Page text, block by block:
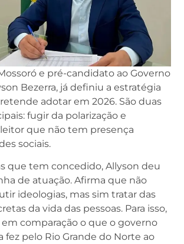
e pré-candidato ao Governo
Bezerra, já definiu a estratégia
adotar em 2026. São duas
fugir da polarização e
que não tem presença
sociais.
que tem concedido, Allyson deu
de atuação. Afirma que não
ideologias, mas sim tratar das
da vida das pessoas. Para isso,
comparação o que o governo
fez pelo Rio Grande do Norte ao